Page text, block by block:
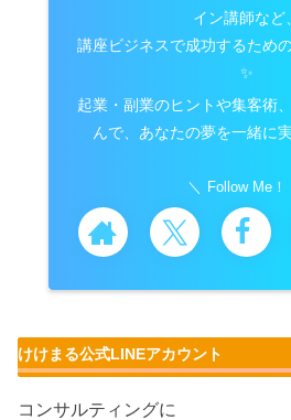
イン講師など、
講座ビジネスで成功するため
✨
起業・副業のヒントや集客術
んで、あなたの夢を一緒に
Follow Me！
けけまる公式LINEアカウント
コンサルティングに